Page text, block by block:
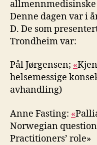
Denne dagen var i
D. De som
Trondheim var:
Pål Jørgensen; «
helsemessige
avhandling)
Anne Fasting: «
Norwegian
Practitioners’ role»